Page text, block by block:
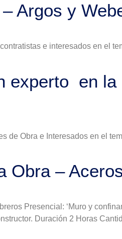
Argos y
e interesados en
experto en
de Obra e Interesados en el
Obra –
Presencial: ‘Muro y
Duración 2 Horas